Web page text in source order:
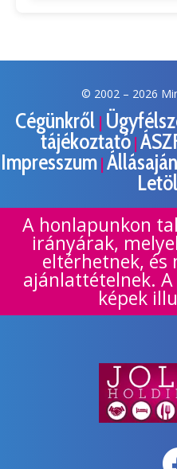
© 2002 – 2026
Cégünkről |
tájékoztató |
Impresszum|
A honlapunkon
irányárak,
eltérhetnek, és
ajánlattételnek.
képek